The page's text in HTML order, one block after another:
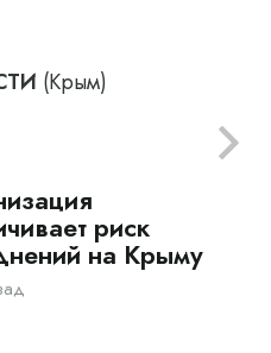
(Крым)
риск
на Крыму